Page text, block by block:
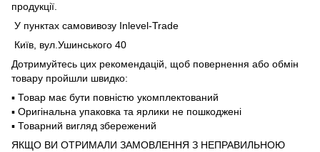
продукції.
У пунктах самовивозу Inlevel-Trade
Київ, вул.Ушинського 40
Дотримуйтесь цих рекомендацій, щоб повернення або обмін
товару пройшли швидко:
▪️ Товар має бути повністю укомплектований
▪️ Оригінальна упаковка та ярлики не пошкоджені
▪️ Товарний вигляд збережений
ЯКЩО ВИ ОТРИМАЛИ ЗАМОВЛЕННЯ З НЕПРАВИЛЬНОЮ